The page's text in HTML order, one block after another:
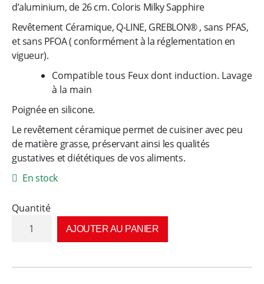
e
s
d
c
u
s
s
o
d’aluminium, de 26 cm. Coloris Milky Sapphire
Revêtement Céramique, Q-LINE, GREBLON® , sans PFAS,
et sans PFOA ( conformément à la réglementation en
vigueur).
Compatible tous Feux dont induction. Lavage
à la main
Poignée en silicone.
Le revêtement céramique permet de cuisiner avec peu
de matière grasse, préservant ainsi les qualités
gustatives et diététiques de vos aliments.
En stock
Induction
AJOUTER AU PANIER